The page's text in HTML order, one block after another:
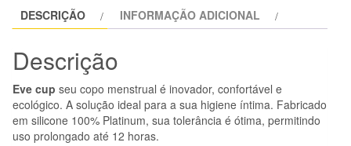
NOVO
MENSTRUAL
SILICONE
-
TAMANHO
DESCRIÇÃO INFORMAÇÃO ADICIONAL
Descrição
Eve cup seu copo menstrual é inovador, confortável e
ecológico. A solução ideal para a sua higiene íntima. Fabricado
em silicone 100% Platinum, sua tolerância é ótima, permitindo
uso prolongado até 12 horas.